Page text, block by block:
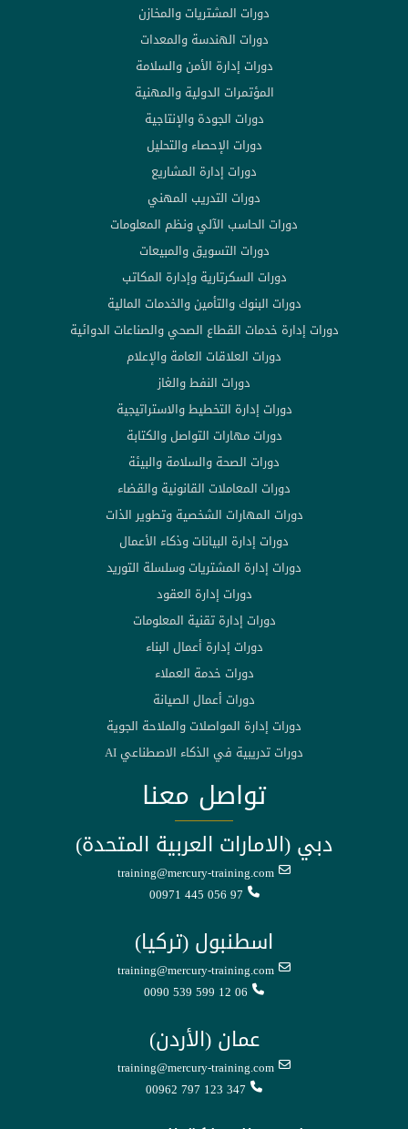
دورات المشتريات والمخازن
دورات الهندسة والمعدات
دورات إدارة الأمن والسلامة
المؤتمرات الدولية والمهنية
دورات الجودة والإنتاجية
دورات الإحصاء والتحليل
دورات إدارة المشاريع
دورات التدريب المهني
دورات الحاسب الآلي ونظم المعلومات
دورات التسويق والمبيعات
دورات السكرتارية وإدارة المكاتب
دورات البنوك والتأمين والخدمات المالية
دورات إدارة خدمات القطاع الصحي والصناعات الدوائية
دورات العلاقات العامة والإعلام
دورات النفط والغاز
دورات إدارة التخطيط والاستراتيجية
دورات مهارات التواصل والكتابة
دورات الصحة والسلامة والبيئة
دورات المعاملات القانونية والقضاء
دورات المهارات الشخصية وتطوير الذات
دورات إدارة البيانات وذكاء الأعمال
دورات إدارة المشتريات وسلسلة التوريد
دورات إدارة العقود
دورات إدارة تقنية المعلومات
دورات إدارة أعمال البناء
دورات خدمة العملاء
دورات أعمال الصيانة
دورات إدارة المواصلات والملاحة الجوية
دورات تدريبية في الذكاء الاصطناعي AI
تواصل معنا
دبي (الامارات العربية المتحدة)
training@mercury-training.com
00971 445 056 97
اسطنبول (تركيا)
training@mercury-training.com
0090 539 599 12 06
عمان (الأردن)
training@mercury-training.com
00962 797 123 347